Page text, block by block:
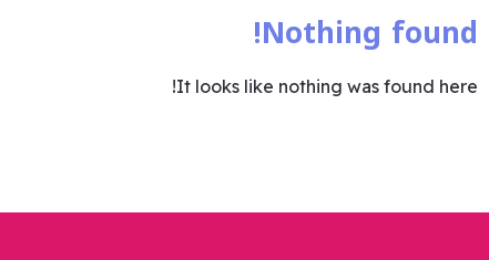
Nothing found!
It looks like nothing was found here!